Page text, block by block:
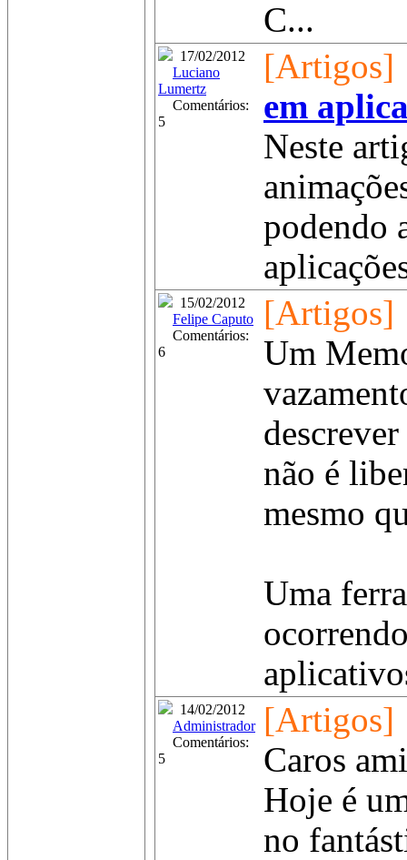
C...
17/02/2012
Luciano
Lumertz
Comentários:
5
[Artigos]
em
Neste
podendo
15/02/2012
Felipe Caputo
Comentários:
6
[Artigos]
Um
não é
mesmo
Uma
14/02/2012
Administrador
Comentários:
5
[Artigos]
Caros
Hoje é
no